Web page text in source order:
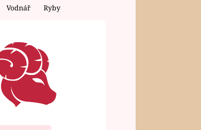
Vodnář Ryby